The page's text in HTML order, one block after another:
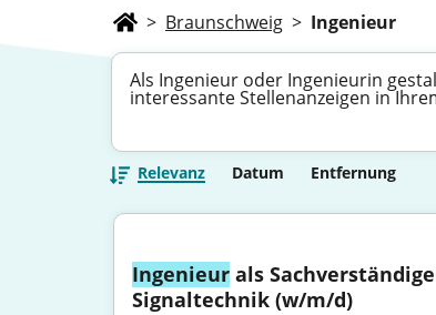
> Braunschweig > Ingenieur
Als Ingenieur oder Ingenieurin
interessante Stellenanzeigen in
Relevanz Datum Entfernung
Ingenieur als
Signaltechnik (w/m/d)